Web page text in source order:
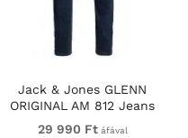
Jack & Jones GLENN
ORIGINAL AM 812 Jeans
Blue Denim
29 990 Ftáfával